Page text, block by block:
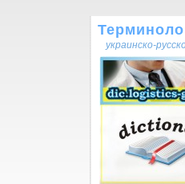
украинско-